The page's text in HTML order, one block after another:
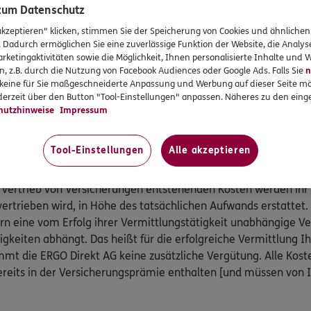
teil:
Kranken- und Pflegeversicherung, Postfach 06 02 22,
31,www.pkv-ombudsmann.de, sofern es um
geht.
e.V., Postfach 080632, 10006 Berlin, Telefon: 0800 /
,http://
mit anderen privaten Versicherungen geht (außer
an.
Vertrieb von Versicherungen entstehenden Kosten werden
wird, in Höhe des tatsächlichen Aufwands erstattet.
eine vom Erfolg ihrer Vermittlungstätigkeit unabhängige
abhängt. Das heißt für die erfolgreiche Vermittlung
die ERGO Direkt AG keine zusätzliche Vergütung. Alle
in der Versicherungsprämie enthalten [und müssen von
Datenschutz
klicken, stimmen Sie der Speicherung von Cookies und
ermöglichen Sie eine zuverlässige Funktion der Website, die
sowie die Möglichkeit, Ihnen personalisierte Inhalte und
z.B. durch die Nutzung von Facebook Audiences oder Google Ads. Falls Sie
für Sie maßgeschneiderte Anpassung und Werbung auf dieser Seite
über den Button "Tool-Einstellungen" anpassen. Näheres zu den
Impressum
Tool-Einstellungen Alle akzeptieren